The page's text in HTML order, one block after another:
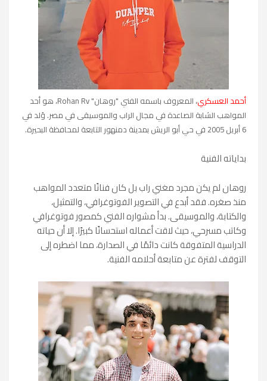
أحمد العسكري،
المعروف باسمه الفني "روهان" Rohan Rv، هو أحد
المواهب الشابة الصاعدة في مجال الراب والموسيقى في مصر. وُلد في
6 أبريل 2005 في حي أبو الريش بمدينة دمنهور التابعة لمحافظة البحيرة.
بداياته الفنية
روهان لم يكن مجرد مغني راب بل كان فنانًا متعدد المواهب
منذ صغره. فقد أبدع في التصوير الفوتوغرافي، والتمثيل،
والكتابة، والموسيقى. بدأ مشواره الفني كمصور فوتوغرافي
وكاتب مسرحي، حيث لاقت أعماله استحسانًا كبيرًا. إلا أن حياته
الدراسية المتفوقة كانت دائمًا في الصدارة، مما اضطره إلى
التوقف لفترة عن متابعة أحلامه الفنية.